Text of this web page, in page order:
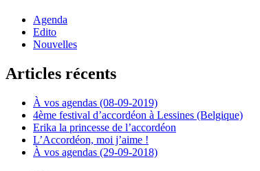
Agenda
Edito
Nouvelles
Articles récents
À vos agendas (08-09-2019)
4ème festival d’accordéon à Lessines (Belgique)
Erika la princesse de l’accordéon
L’Accordéon, moi j’aime !
À vos agendas (29-09-2018)